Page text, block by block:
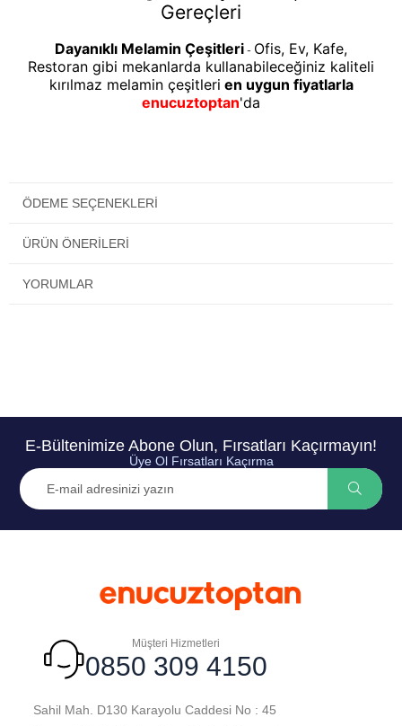
Gereçleri
Dayanıklı Melamin Çeşitleri - Ofis, Ev, Kafe,
Restoran gibi mekanlarda kullanabileceğiniz kaliteli
kırılmaz melamin çeşitleri en uygun fiyatlarla
enucuztoptan'da
ÖDEME SEÇENEKLERI
ÜRÜN ÖNERILERI
YORUMLAR
E-Bültenimize Abone Olun, Fırsatları Kaçırmayın!
Üye Ol Fırsatları Kaçırma
Müşteri Hizmetleri
0850 309 4150
Sahil Mah. D130 Karayolu Caddesi No : 45